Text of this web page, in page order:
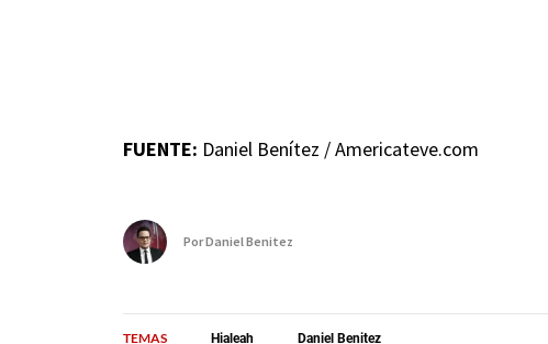
FUENTE: Daniel Benítez / Americateve.com
PorDaniel Benitez
TEMAS Hialeah Daniel Benitez